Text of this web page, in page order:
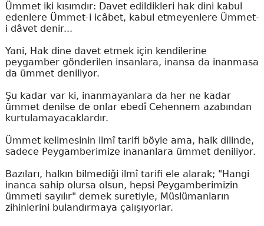
Ümmet iki kısımdır: Davet edildikleri hak dini kabul
edenlere Ümmet-i icâbet, kabul etmeyenlere Ümmet-
i dâvet denir...
Yani, Hak dine davet etmek için kendilerine
peygamber gönderilen insanlara, inansa da inanmasa
da ümmet deniliyor.
Şu kadar var ki, inanmayanlara da her ne kadar
ümmet denilse de onlar ebedî Cehennem azabından
kurtulamayacaklardır.
Ümmet kelimesinin ilmî tarifi böyle ama, halk dilinde,
sadece Peygamberimize inananlara ümmet deniliyor.
Bazıları, halkın bilmediği ilmî tarifi ele alarak; "Hangi
inanca sahip olursa olsun, hepsi Peygamberimizin
ümmeti sayılır" demek suretiyle, Müslümanların
zihinlerini bulandırmaya çalışıyorlar.